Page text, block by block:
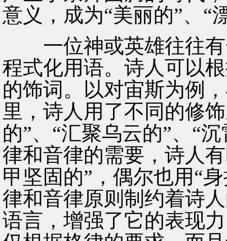
意义，成为“美丽的”、“
一位神或英雄往往有
程式化用语。诗人可以
的饰词。以对宙斯为例
里，诗人用了不同的修
的”、“汇聚乌云的”、“
律和音律的需要，诗人
甲坚固的”，偶尔也用“
律和音律原则制约着诗
语言，增强了它的表现